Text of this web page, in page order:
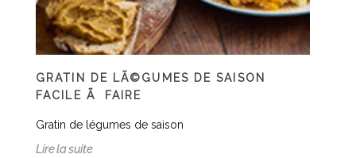
GRATIN DE LÃ©GUMES DE SAISON
FACILE Ã FAIRE
Gratin de légumes de saison
Lire la suite